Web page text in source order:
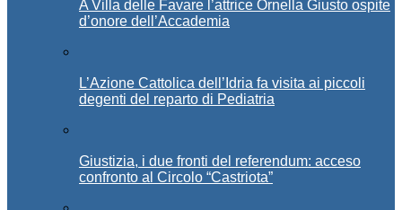
A Villa delle Favare l’attrice Ornella Giusto ospite
d’onore dell’Accademia
L’Azione Cattolica dell’Idria fa visita ai piccoli
degenti del reparto di Pediatria
Giustizia, i due fronti del referendum: acceso
confronto al Circolo “Castriota”